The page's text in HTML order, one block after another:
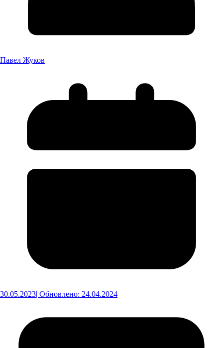
Павел Жуков
30.05.2023| Обновлено: 24.04.2024